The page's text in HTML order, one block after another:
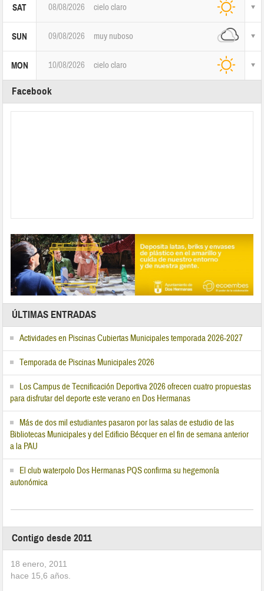
SAT 08/08/2026 cielo claro
SUN 09/08/2026 muy nuboso
MON 10/08/2026 cielo claro
Facebook
ÚLTIMAS ENTRADAS
Actividades en Piscinas Cubiertas Municipales temporada 2026-2027
Temporada de Piscinas Municipales 2026
Los Campus de Tecnificación Deportiva 2026 ofrecen cuatro propuestas
para disfrutar del deporte este verano en Dos Hermanas
Más de dos mil estudiantes pasaron por las salas de estudio de las
Bibliotecas Municipales y del Edificio Bécquer en el fin de semana anterior
a la PAU
El club waterpolo Dos Hermanas PQS confirma su hegemonía
autonómica
Contigo desde 2011
18 enero, 2011
hace 15,6 años.